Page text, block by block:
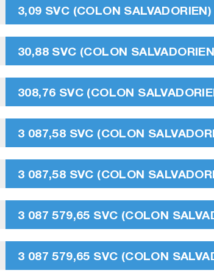
3,09 SVC (COLON SALVADORIEN)
30,88 SVC (COLON
308,76 SVC (COLON
3 087,58 SVC (COLON
3 087,58 SVC (COLON
3 087 579,65 SVC (COLON
3 087 579,65 SVC (COLON